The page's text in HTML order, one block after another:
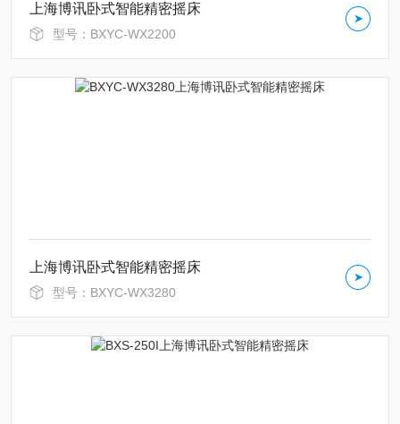
上海博讯卧式智能精密摇床
型号：BXYC-WX2200
上海博讯卧式智能精密摇床
型号：BXYC-WX3280